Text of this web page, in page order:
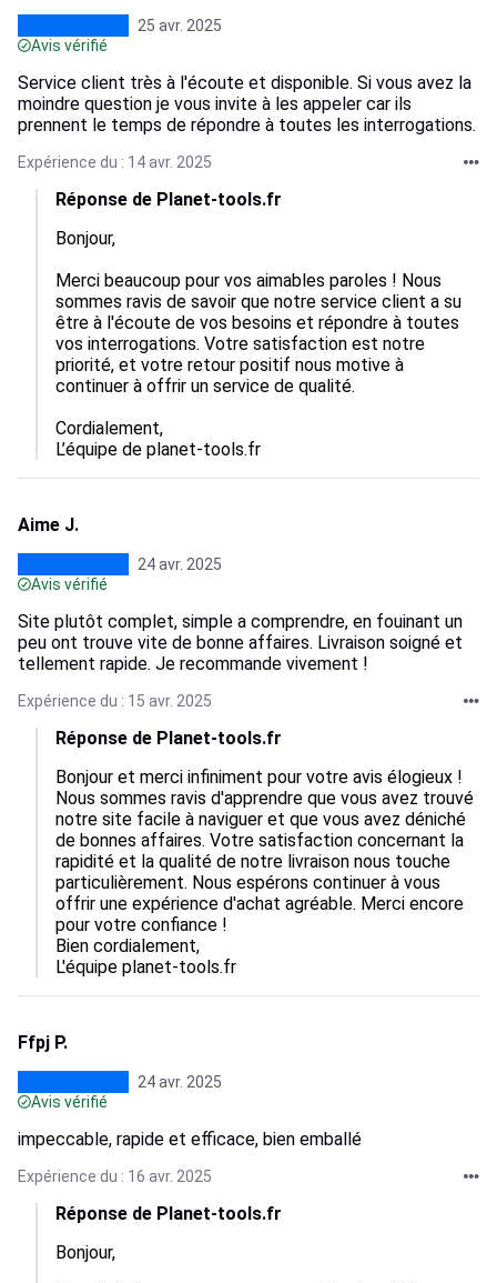
25 avr. 2025
Avis vérifié
Service client très à l'écoute et disponible. Si vous avez la
moindre question je vous invite à les appeler car ils
prennent le temps de répondre à toutes les interrogations.
Expérience du : 14 avr. 2025
Réponse de Planet-tools.fr
Bonjour,
Merci beaucoup pour vos aimables paroles ! Nous
sommes ravis de savoir que notre service client a su
être à l'écoute de vos besoins et répondre à toutes
vos interrogations. Votre satisfaction est notre
priorité, et votre retour positif nous motive à
continuer à offrir un service de qualité.
Cordialement,
L’équipe de planet-tools.fr
Aime J.
24 avr. 2025
Avis vérifié
Site plutôt complet, simple a comprendre, en fouinant un
peu ont trouve vite de bonne affaires. Livraison soigné et
tellement rapide. Je recommande vivement !
Expérience du : 15 avr. 2025
Réponse de Planet-tools.fr
Bonjour et merci infiniment pour votre avis élogieux !
Nous sommes ravis d'apprendre que vous avez trouvé
notre site facile à naviguer et que vous avez déniché
de bonnes affaires. Votre satisfaction concernant la
rapidité et la qualité de notre livraison nous touche
particulièrement. Nous espérons continuer à vous
offrir une expérience d'achat agréable. Merci encore
pour votre confiance !
Bien cordialement,
L'équipe planet-tools.fr
Ffpj P.
24 avr. 2025
Avis vérifié
impeccable, rapide et efficace, bien emballé
Expérience du : 16 avr. 2025
Réponse de Planet-tools.fr
Bonjour,